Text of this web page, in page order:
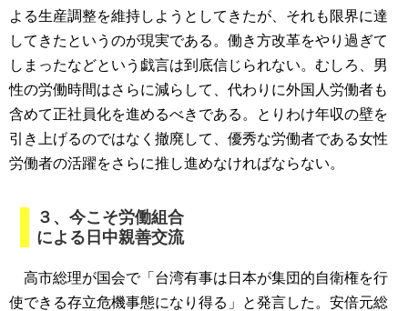
よる生産調整を維持しようとしてきたが、それも限界に達
してきたというのが現実である。働き方改革をやり過ぎて
しまったなどという戯言は到底信じられない。むしろ、男
性の労働時間はさらに減らして、代わりに外国人労働者も
含めて正社員化を進めるべきである。とりわけ年収の壁を
引き上げるのではなく撤廃して、優秀な労働者である女性
労働者の活躍をさらに推し進めなければならない。
３、今こそ労働組合
による日中親善交流
高市総理が国会で「台湾有事は日本が集団的自衛権を行
使できる存立危機事態になり得る」と発言した。安倍元総